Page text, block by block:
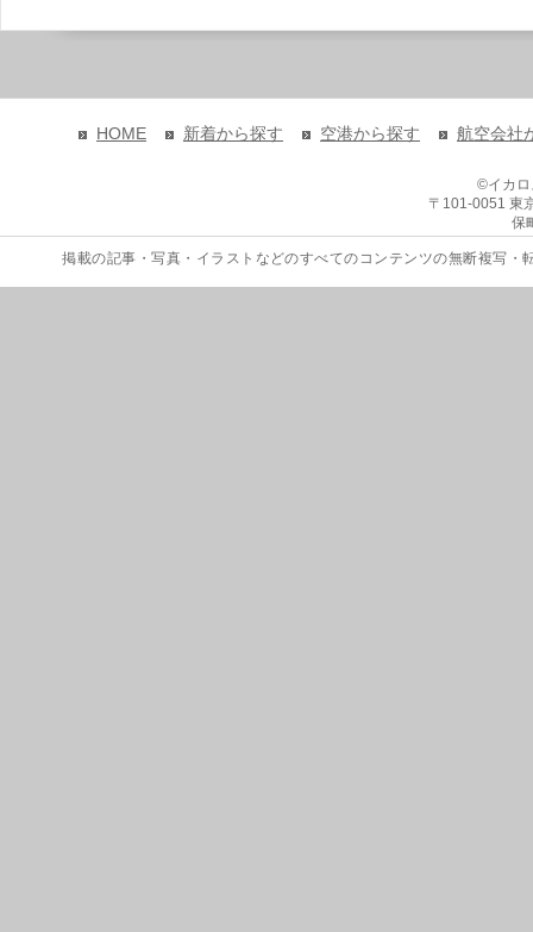
HOME 新着から探す 空港から探す 航空会社
©イカ
〒101-0051 東
保
掲載の記事・写真・イラストなどのすべてのコンテンツの無断複